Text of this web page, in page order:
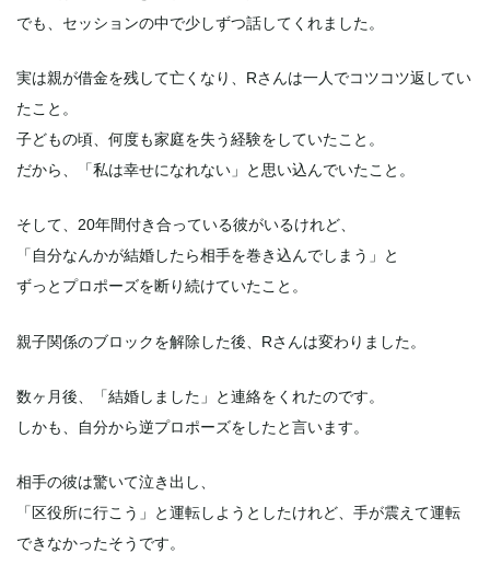
でも、セッションの中で少しずつ話してくれました。
実は親が借金を残して亡くなり、Rさんは一人でコツコツ返してい
たこと。
子どもの頃、何度も家庭を失う経験をしていたこと。
だから、「私は幸せになれない」と思い込んでいたこと。
そして、20年間付き合っている彼がいるけれど、
「自分なんかが結婚したら相手を巻き込んでしまう」と
ずっとプロポーズを断り続けていたこと。
親子関係のブロックを解除した後、Rさんは変わりました。
数ヶ月後、「結婚しました」と連絡をくれたのです。
しかも、自分から逆プロポーズをしたと言います。
相手の彼は驚いて泣き出し、
「区役所に行こう」と運転しようとしたけれど、手が震えて運転
できなかったそうです。